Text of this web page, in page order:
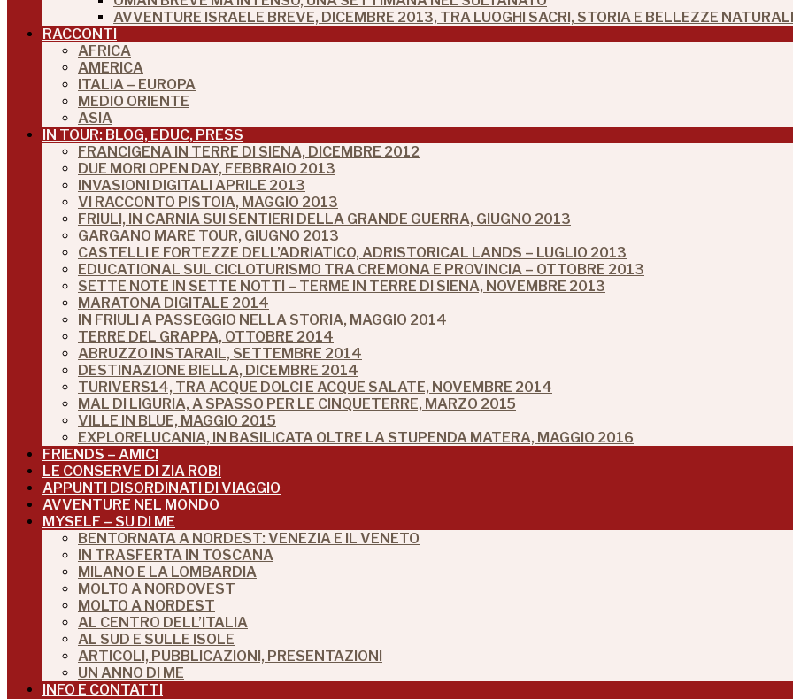
AVVENTURE ISRAELE BREVE, DICEMBRE 2013, TRA LUOGHI SACRI, STORIA E BELLEZZE NATURALI
RACCONTI
AFRICA
AMERICA
ITALIA – EUROPA
MEDIO ORIENTE
ASIA
IN TOUR: BLOG, EDUC, PRESS
FRANCIGENA IN TERRE DI SIENA, DICEMBRE 2012
DUE MORI OPEN DAY, FEBBRAIO 2013
INVASIONI DIGITALI APRILE 2013
VI RACCONTO PISTOIA, MAGGIO 2013
FRIULI, IN CARNIA SUI SENTIERI DELLA GRANDE GUERRA, GIUGNO 2013
GARGANO MARE TOUR, GIUGNO 2013
CASTELLI E FORTEZZE DELL’ADRIATICO, ADRISTORICAL LANDS – LUGLIO 2013
EDUCATIONAL SUL CICLOTURISMO TRA CREMONA E PROVINCIA – OTTOBRE 2013
SETTE NOTE IN SETTE NOTTI – TERME IN TERRE DI SIENA, NOVEMBRE 2013
MARATONA DIGITALE 2014
IN FRIULI A PASSEGGIO NELLA STORIA, MAGGIO 2014
TERRE DEL GRAPPA, OTTOBRE 2014
ABRUZZO INSTARAIL, SETTEMBRE 2014
DESTINAZIONE BIELLA, DICEMBRE 2014
TURIVERS14, TRA ACQUE DOLCI E ACQUE SALATE, NOVEMBRE 2014
MAL DI LIGURIA, A SPASSO PER LE CINQUETERRE, MARZO 2015
VILLE IN BLUE, MAGGIO 2015
EXPLORELUCANIA, IN BASILICATA OLTRE LA STUPENDA MATERA, MAGGIO 2016
FRIENDS – AMICI
LE CONSERVE DI ZIA ROBI
APPUNTI DISORDINATI DI VIAGGIO
AVVENTURE NEL MONDO
MYSELF – SU DI ME
BENTORNATA A NORDEST: VENEZIA E IL VENETO
IN TRASFERTA IN TOSCANA
MILANO E LA LOMBARDIA
MOLTO A NORDOVEST
MOLTO A NORDEST
AL CENTRO DELL’ITALIA
AL SUD E SULLE ISOLE
ARTICOLI, PUBBLICAZIONI, PRESENTAZIONI
UN ANNO DI ME
INFO E CONTATTI